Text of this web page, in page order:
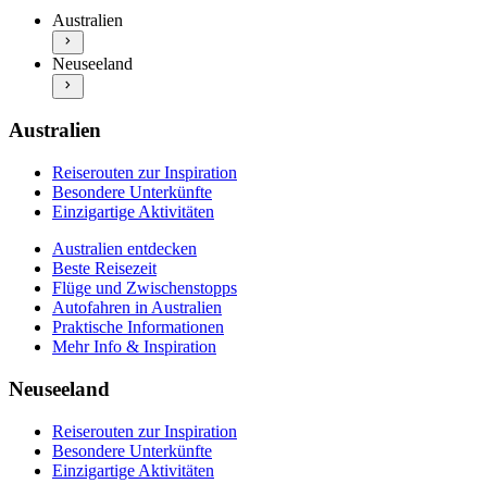
Flüge und Zwischenstopps
Autofahren in Australien
Praktische Informationen
Mehr Info & Inspiration
Einzigartige Aktivitäten
Neuseeland entdecken
Beste Reisezeit
Flüge und Zwischenstopps
Praktische Informationen
Australien
Neuseeland
Australien
Reiserouten zur Inspiration
Besondere Unterkünfte
Einzigartige Aktivitäten
Australien entdecken
Beste Reisezeit
Flüge und Zwischenstopps
Autofahren in Australien
Praktische Informationen
Mehr Info & Inspiration
Neuseeland
Reiserouten zur Inspiration
Besondere Unterkünfte
Einzigartige Aktivitäten